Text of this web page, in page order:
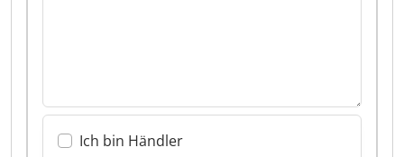
Ich bin Händler